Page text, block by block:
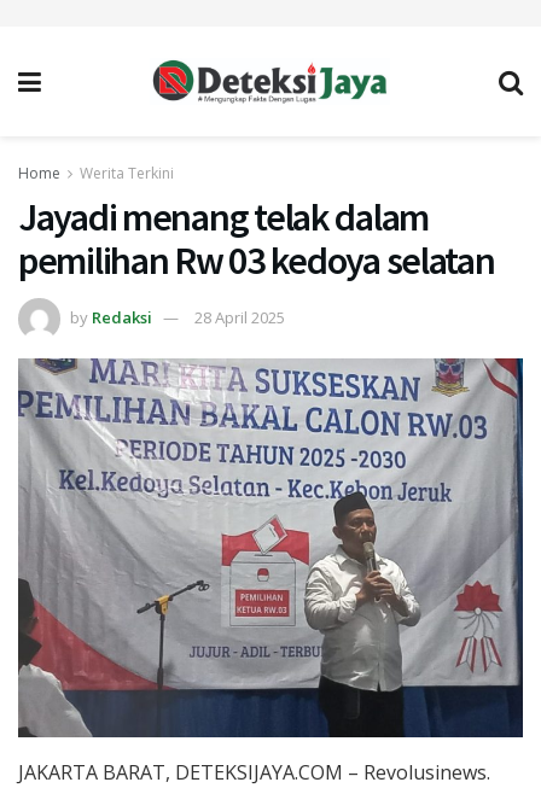
Home Werita Terkini
Jayadi menang telak dalam
pemilihan Rw 03 kedoya selatan
by Redaksi 28 April 2025
JAKARTA BARAT, DETEKSIJAYA.COM – Revolusinews.